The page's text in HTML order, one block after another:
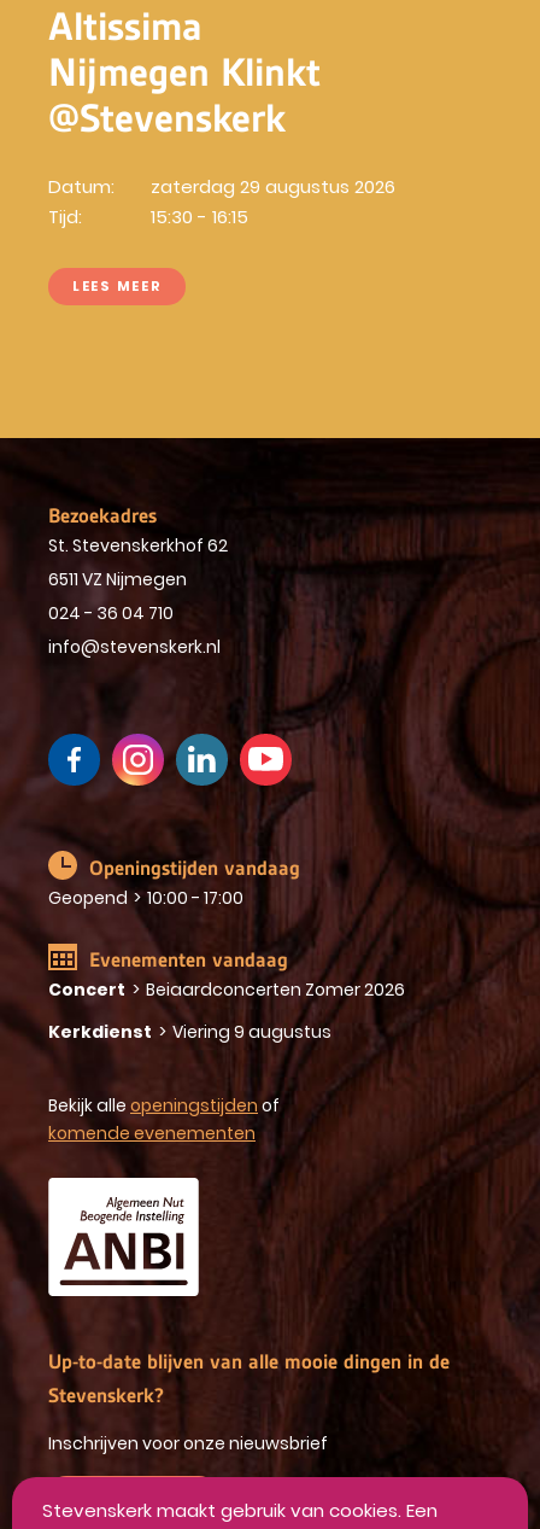
Altissima
Nijmegen Klinkt
@Stevenskerk
Datum:
Tijd:
zaterdag 29 augustus 2026
15:30 - 16:15
LEES MEER
Bezoekadres
St. Stevenskerkhof 62
6511 VZ Nijmegen
024 - 36 04 710
info@stevenskerk.nl
Openingstijden vandaag
Geopend > 10:00 - 17:00
Evenementen vandaag
Concert > Beiaardconcerten Zomer 2026
Kerkdienst > Viering 9 augustus
Bekijk alle openingstijden of
komende evenementen
Up-to-date blijven van alle mooie dingen in de
Stevenskerk?
Inschrijven voor onze nieuwsbrief
Stevenskerk maakt gebruik van cookies. Een